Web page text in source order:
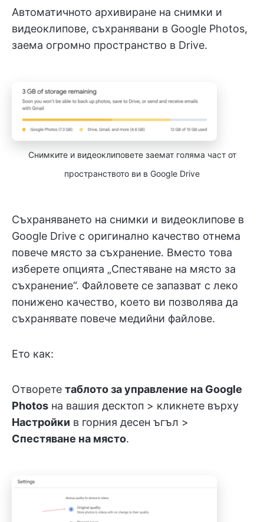
Автоматичното архивиране на снимки и
видеоклипове, съхранявани в Google Photos,
заема огромно пространство в Drive.
Снимките и видеоклиповете заемат голяма част от
пространството ви в Google Drive
Съхраняването на снимки и видеоклипове в
Google Drive с оригинално качество отнема
повече място за съхранение. Вместо това
изберете опцията „Спестяване на място за
съхранение“. Файловете се запазват с леко
понижено качество, което ви позволява да
съхранявате повече медийни файлове.
Ето как:
Отворете таблото за управление на Google
Photos на вашия десктоп > кликнете върху
Настройки в горния десен ъгъл >
Спестяване на място.